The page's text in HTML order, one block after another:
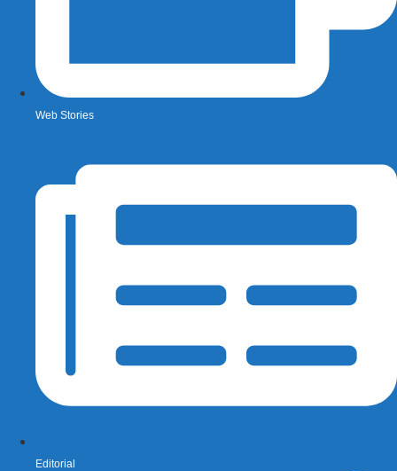
Web Stories
Editorial